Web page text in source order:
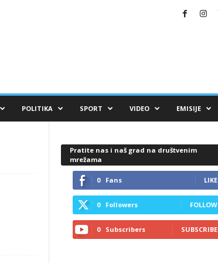
POLITIKA SPORT VIDEO EMISIJE
Pratite nas i naš grad na društvenim
mrežama
0 Fans LIKE
0 Followers FOLLOW
0 Subscribers SUBSCRIBE